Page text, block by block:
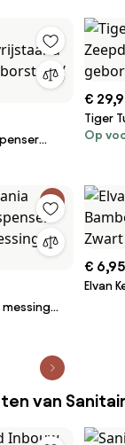
€
Tiger
Op
mat en
€ 6,95
Elvan
van